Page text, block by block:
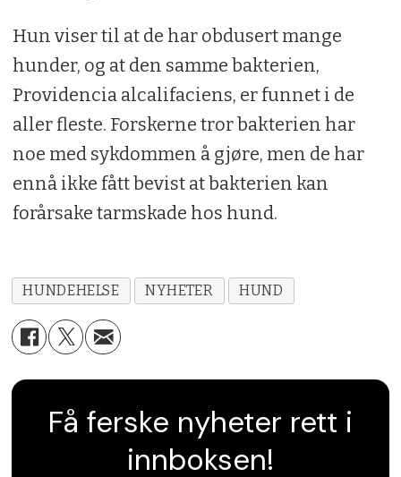
Hun viser til at de har obdusert mange
hunder, og at den samme bakterien,
Providencia alcalifaciens, er funnet i de
aller fleste. Forskerne tror bakterien har
noe med sykdommen å gjøre, men de har
ennå ikke fått bevist at bakterien kan
forårsake tarmskade hos hund.
HUNDEHELSE NYHETER HUND
Få ferske nyheter rett i
innboksen!